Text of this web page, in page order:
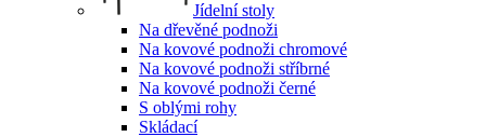
Jídelní stoly
Na dřevěné podnoži
Na kovové podnoži chromové
Na kovové podnoži stříbrné
Na kovové podnoži černé
S oblými rohy
Skládací